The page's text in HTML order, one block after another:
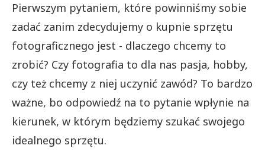
Pierwszym pytaniem, które powinniśmy sobie
zadać zanim zdecydujemy o kupnie sprzętu
fotograficznego jest - dlaczego chcemy to
zrobić? Czy fotografia to dla nas pasja, hobby,
czy też chcemy z niej uczynić zawód? To bardzo
ważne, bo odpowiedź na to pytanie wpłynie na
kierunek, w którym będziemy szukać swojego
idealnego sprzętu.